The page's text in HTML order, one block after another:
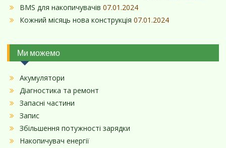
BMS для накопичувачів 07.01.2024
Кожний місяць нова конструкція 07.01.2024
Ми можемо
Акумулятори
Діагностика та ремонт
Запасні частини
Запис
Збільшення потужності зарядки
Накопичувач енергії